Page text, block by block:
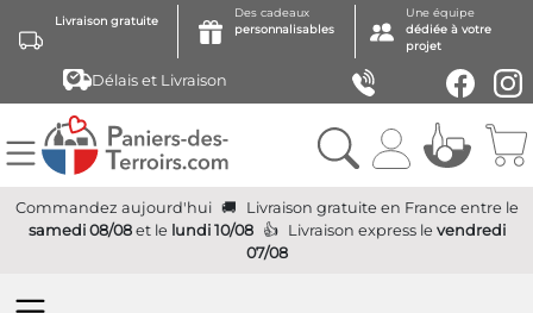
Livraison gratuite
Des cadeaux
personnalisables
Une équipe
dédiée à votre
projet
Délais et Livraison
Commandez aujourd'hui Livraison gratuite en France entre le
samedi 08/08et le lundi 10/08 Livraison expressle vendredi
07/08